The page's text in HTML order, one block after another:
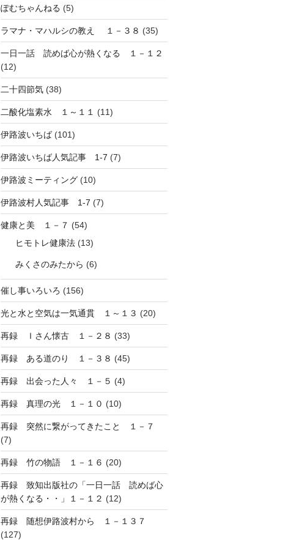
ぽむちゃんねる (5)
ラマナ・マハルシの教え １－３８ (35)
一日一話 読めば心が熱くなる １－１２
(12)
二十四節気 (38)
二酸化塩素水 １～１１ (11)
伊路波いちば (101)
伊路波いちば人気記事 1-7 (7)
伊路波ミーティング (10)
伊路波村人気記事 1-7 (7)
健康と美 １－７ (54)
ヒモトレ健康法 (13)
みくさのみたから (6)
催し事いろいろ (156)
光と水と空気は一気通貫 １～１３ (20)
再録 Ｉさん懐古 １－２８ (33)
再録 ある道のり １－３８ (45)
再録 出会った人々 １－５ (4)
再録 真理の光 １－１０ (10)
再録 突然に繋がってきたこと １－７
(7)
再録 竹の物語 １－１６ (20)
再録 致知出版社の「一日一話 読めば心
が熱くなる・・」１－１２ (12)
再録 随想伊路波村から １－１３７
(127)